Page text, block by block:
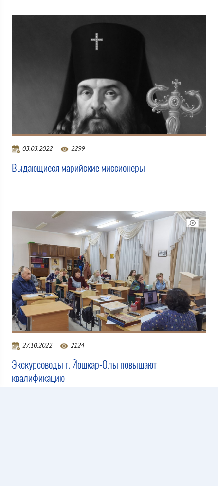
03.03.2022 2299
Выдающиеся марийские миссионеры
27.10.2022 2124
Экскурсоводы г. Йошкар-Олы повышают
квалификацию